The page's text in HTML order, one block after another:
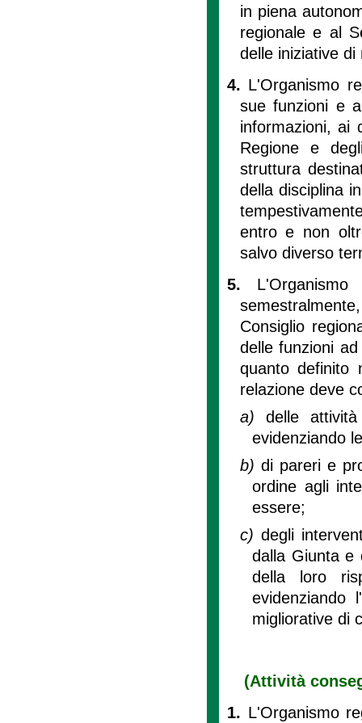
in piena
regionale e al
delle iniziative
4. L'Organismo
sue funzioni e
informazioni, ai
Regione e
struttura
della disciplina
entro e non
salvo diverso
5.
Consiglio
delle funzioni
quanto
relazione deve
a) delle
evidenziando
b) di pareri e
ordine agli
essere;
c) degli
dalla Giunta e
della loro
evidenziando
migliorative di
(Attività
1. L'Organismo